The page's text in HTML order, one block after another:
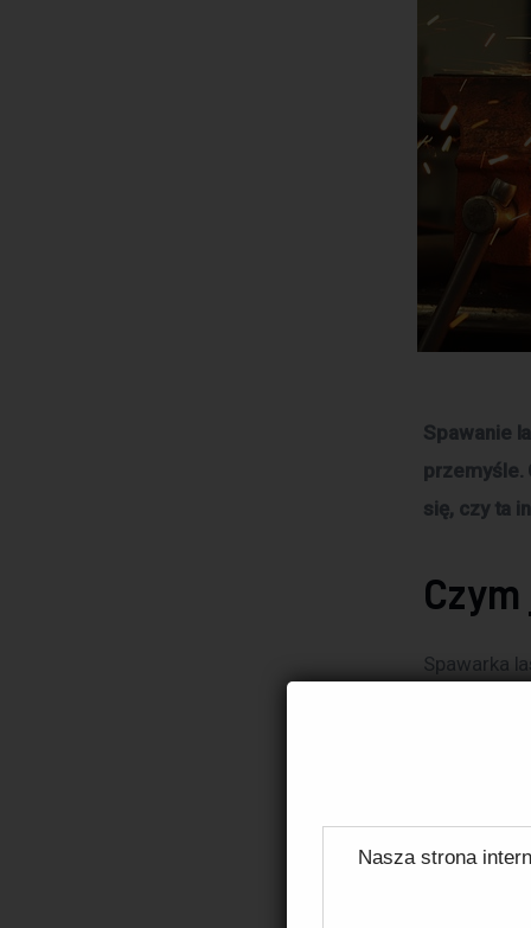
Nasza strona
Spawanie
przemyśle.
się, czy ta
Spawarka
tak
Jak
Spawarka